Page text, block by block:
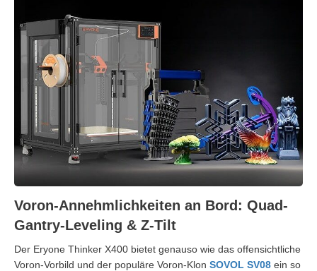
Voron-Annehmlichkeiten an Bord: Quad-
Gantry-Leveling & Z-Tilt
Der Eryone Thinker X400 bietet genauso wie das offensichtliche
Voron-Vorbild und der populäre Voron-Klon SOVOL SV08 ein so